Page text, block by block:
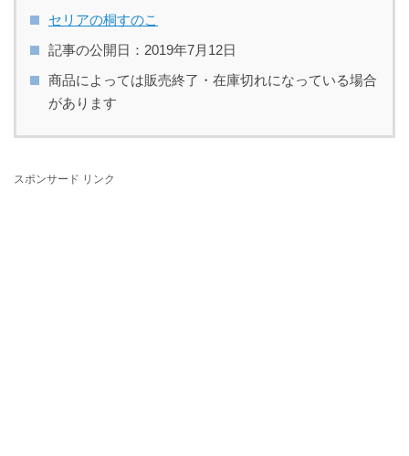
セリアの桐すのこ
記事の公開日：2019年7月12日
商品によっては販売終了・在庫切れになっている場合
があります
スポンサード リンク